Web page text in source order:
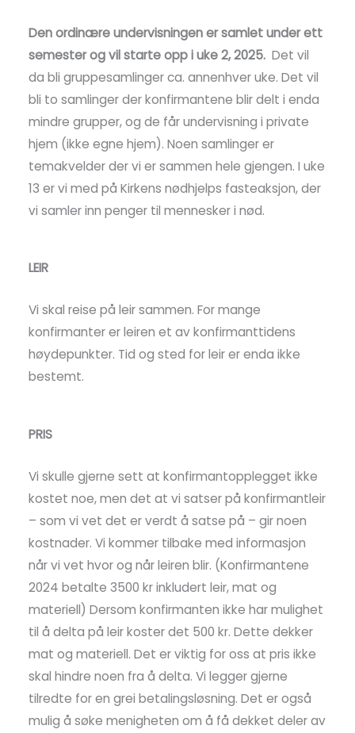
Den ordinære undervisningen er samlet under ett
semester og vil starte opp i uke 2, 2025.Det vil
da bli gruppesamlinger ca. annenhver uke. Det vil
bli to samlinger der konfirmantene blir delt i enda
mindre grupper, og de får undervisning i private
hjem (ikke egne hjem). Noen samlinger er
temakvelder der vi er sammen hele gjengen. I uke
13 er vi med på Kirkens nødhjelps fasteaksjon, der
vi samler inn penger til mennesker i nød.
LEIR
Vi skal reise på leir sammen. For mange
konfirmanter er leiren et av konfirmanttidens
høydepunkter. Tid og sted for leir er enda ikke
bestemt.
PRIS
Vi skulle gjerne sett at konfirmantopplegget ikke
kostet noe, men det at vi satser på konfirmantleir
– som vi vet det er verdt å satse på – gir noen
kostnader. Vi kommer tilbake med informasjon
når vi vet hvor og når leiren blir. (Konfirmantene
2024 betalte 3500 kr inkludert leir, mat og
materiell) Dersom konfirmanten ikke har mulighet
til å delta på leir koster det 500 kr. Dette dekker
mat og materiell. Det er viktig for oss at pris ikke
skal hindre noen fra å delta. Vi legger gjerne
tilredte for en grei betalingsløsning. Det er også
mulig å søke menigheten om å få dekket deler av